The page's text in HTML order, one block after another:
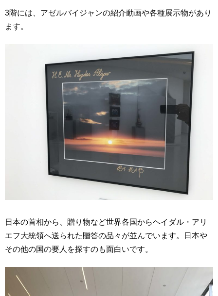
3階には、アゼルバイジャンの紹介動画や各種展示物があり
ます。
日本の首相から、贈り物など世界各国からヘイダル・アリ
エフ大統領へ送られた贈答の品々が並んでいます。日本や
その他の国の要人を探すのも面白いです。